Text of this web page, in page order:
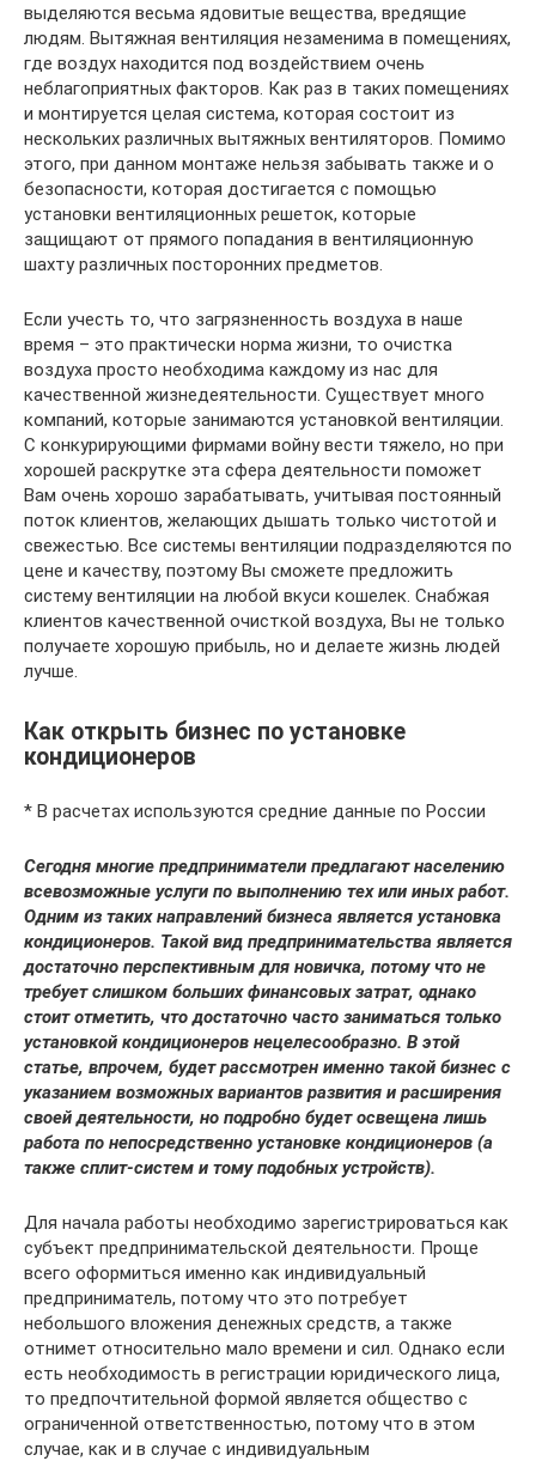
выделяются весьма ядовитые вещества, вредящие
людям. Вытяжная вентиляция незаменима в помещениях,
где воздух находится под воздействием очень
неблагоприятных факторов. Как раз в таких помещениях
и монтируется целая система, которая состоит из
нескольких различных вытяжных вентиляторов. Помимо
этого, при данном монтаже нельзя забывать также и о
безопасности, которая достигается с помощью
установки вентиляционных решеток, которые
защищают от прямого попадания в вентиляционную
шахту различных посторонних предметов.
Если учесть то, что загрязненность воздуха в наше
время – это практически норма жизни, то очистка
воздуха просто необходима каждому из нас для
качественной жизнедеятельности. Существует много
компаний, которые занимаются установкой вентиляции.
С конкурирующими фирмами войну вести тяжело, но при
хорошей раскрутке эта сфера деятельности поможет
Вам очень хорошо зарабатывать, учитывая постоянный
поток клиентов, желающих дышать только чистотой и
свежестью. Все системы вентиляции подразделяются по
цене и качеству, поэтому Вы сможете предложить
систему вентиляции на любой вкуси кошелек. Снабжая
клиентов качественной очисткой воздуха, Вы не только
получаете хорошую прибыль, но и делаете жизнь людей
лучше.
Как открыть бизнес по установке
кондиционеров
* В расчетах используются средние данные по России
Сегодня многие предприниматели предлагают населению
всевозможные услуги по выполнению тех или иных работ.
Одним из таких направлений бизнеса является установка
кондиционеров. Такой вид предпринимательства является
достаточно перспективным для новичка, потому что не
требует слишком больших финансовых затрат, однако
стоит отметить, что достаточно часто заниматься только
установкой кондиционеров нецелесообразно. В этой
статье, впрочем, будет рассмотрен именно такой бизнес с
указанием возможных вариантов развития и расширения
своей деятельности, но подробно будет освещена лишь
работа по непосредственно установке кондиционеров (а
также сплит-систем и тому подобных устройств).
Для начала работы необходимо зарегистрироваться как
субъект предпринимательской деятельности. Проще
всего оформиться именно как индивидуальный
предприниматель, потому что это потребует
небольшого вложения денежных средств, а также
отнимет относительно мало времени и сил. Однако если
есть необходимость в регистрации юридического лица,
то предпочтительной формой является общество с
ограниченной ответственностью, потому что в этом
случае, как и в случае с индивидуальным